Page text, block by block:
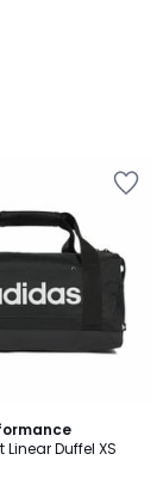
Duffel XS